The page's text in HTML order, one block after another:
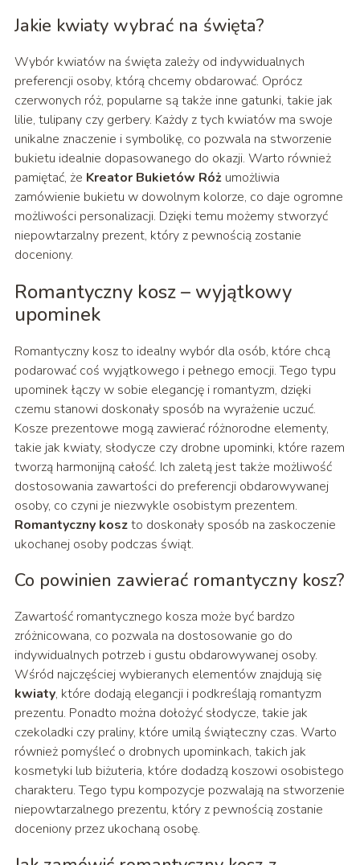
Jakie kwiaty wybrać na święta?
Wybór kwiatów na święta zależy od indywidualnych
preferencji osoby, którą chcemy obdarować. Oprócz
czerwonych róż, popularne są także inne gatunki, takie jak
lilie, tulipany czy gerbery. Każdy z tych kwiatów ma swoje
unikalne znaczenie i symbolikę, co pozwala na stworzenie
bukietu idealnie dopasowanego do okazji. Warto również
pamiętać, że Kreator Bukietów Różumożliwia
zamówienie bukietu w dowolnym kolorze, co daje ogromne
możliwości personalizacji. Dzięki temu możemy stworzyć
niepowtarzalny prezent, który z pewnością zostanie
doceniony.
Romantyczny kosz – wyjątkowy
upominek
Romantyczny kosz to idealny wybór dla osób, które chcą
podarować coś wyjątkowego i pełnego emocji. Tego typu
upominek łączy w sobie elegancję i romantyzm, dzięki
czemu stanowi doskonały sposób na wyrażenie uczuć.
Kosze prezentowe mogą zawierać różnorodne elementy,
takie jak kwiaty, słodycze czy drobne upominki, które razem
tworzą harmonijną całość. Ich zaletą jest także możliwość
dostosowania zawartości do preferencji obdarowywanej
osoby, co czyni je niezwykle osobistym prezentem.
Romantyczny koszto doskonały sposób na zaskoczenie
ukochanej osoby podczas świąt.
Co powinien zawierać romantyczny kosz?
Zawartość romantycznego kosza może być bardzo
zróżnicowana, co pozwala na dostosowanie go do
indywidualnych potrzeb i gustu obdarowywanej osoby.
Wśród najczęściej wybieranych elementów znajdują się
kwiaty, które dodają elegancji i podkreślają romantyzm
prezentu. Ponadto można dołożyć słodycze, takie jak
czekoladki czy praliny, które umilą świąteczny czas. Warto
również pomyśleć o drobnych upominkach, takich jak
kosmetyki lub biżuteria, które dodadzą koszowi osobistego
charakteru. Tego typu kompozycje pozwalają na stworzenie
niepowtarzalnego prezentu, który z pewnością zostanie
doceniony przez ukochaną osobę.